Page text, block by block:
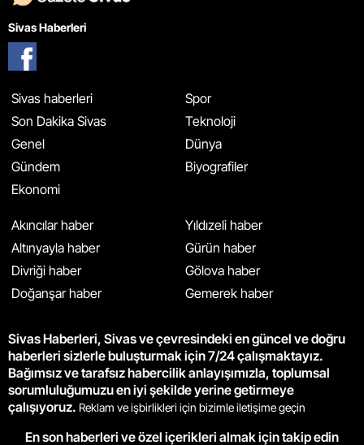
Sivas Haberleri
Sivas haberleri
Son Dakika Sivas
Genel
Gündem
Ekonomi
Spor
Teknoloji
Dünya
Biyografiler
Akıncılar haber
Altınyayla haber
Divriği haber
Doğanşar haber
Yıldızeli haber
Gürün haber
Gölova haber
Gemerek haber
Sivas Haberleri, Sivas ve çevresindeki en güncel ve doğru
haberleri sizlerle buluşturmak için 7/24 çalışmaktayız.
Bağımsız ve tarafsız habercilik anlayışımızla, toplumsal
sorumluluğumuzu en iyi şekilde yerine getirmeye
çalışıyoruz. Reklam ve işbirlikleri için bizimle iletişime geçin
En son haberleri ve özel içerikleri almak için takip edin